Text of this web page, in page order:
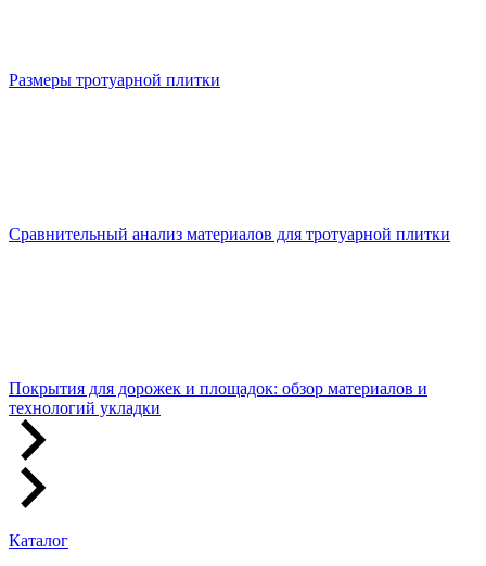
Размеры тротуарной плитки
Сравнительный анализ материалов для тротуарной плитки
Покрытия для дорожек и площадок: обзор материалов и
технологий укладки
Каталог